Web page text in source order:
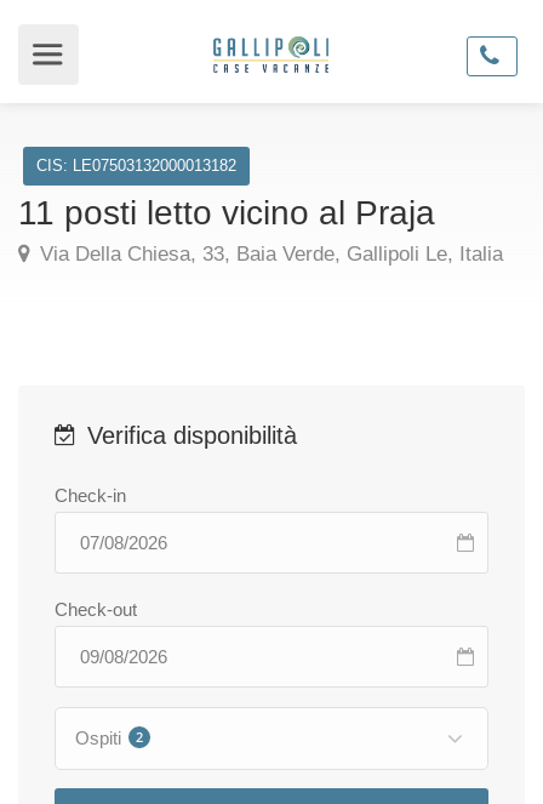
CIS: LE07503132000013182
11 posti letto vicino al Praja
Via Della Chiesa, 33, Baia Verde, Gallipoli Le, Italia
Verifica disponibilità
Check-in
Check-out
Ospiti 2